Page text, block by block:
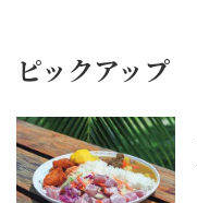
ピックアップ